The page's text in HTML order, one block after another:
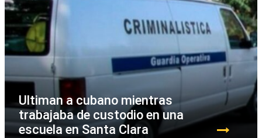
Ultiman a cubano mientras
trabajaba de custodio en una
escuela en Santa Clara